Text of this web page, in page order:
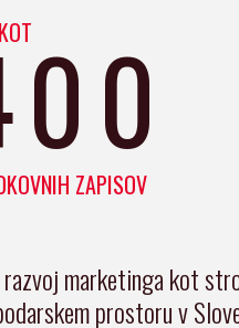
ZAPISOV
marketinga kot
prostoru v